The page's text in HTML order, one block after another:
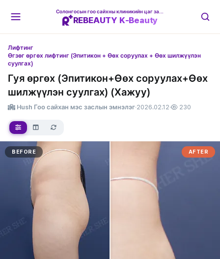
REBEAUTY K-Beauty
Лифтинг
Өгзөг өргөх лифтинг (Эпитикон + Өөх соруулах + Өөх шилжүүлэн
суулгах)
Гуя өргөх (Эпитикон+Өөх соруулах+Өөх
шилжүүлэн суулгах) (Хажуу)
Hush Гоо сайхан мэс заслын эмнэлэг·2026.02.12· 230
AFTER
BEFORE